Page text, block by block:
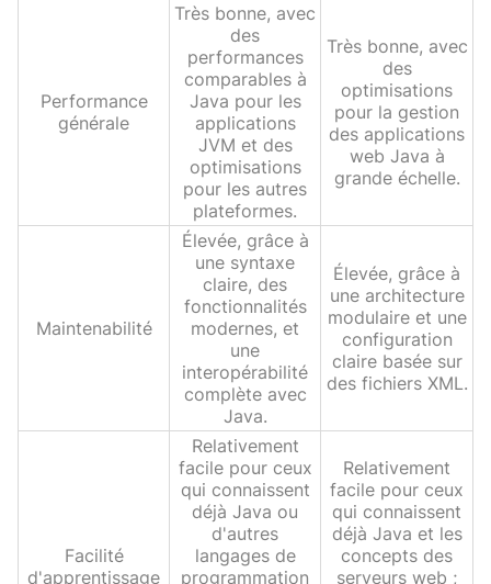
Performance
générale
Très bonne, avec
des
performances
comparables à
Java pour les
applications
JVM et des
optimisations
pour les autres
plateformes.
Très bonne, avec
des
optimisations
pour la gestion
des applications
web Java à
grande échelle.
Maintenabilité
Élevée, grâce à
une syntaxe
claire, des
fonctionnalités
modernes, et
une
interopérabilité
complète avec
Java.
Élevée, grâce à
une architecture
modulaire et une
configuration
claire basée sur
des fichiers XML.
Facilité
d'apprentissage
Relativement
facile pour ceux
qui connaissent
déjà Java ou
d'autres
langages de
programmation
Relativement
facile pour ceux
qui connaissent
déjà Java et les
concepts des
serveurs web ;